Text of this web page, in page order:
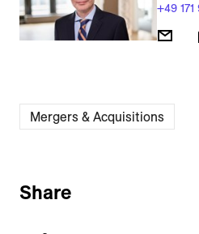
+49
Mergers & Acquisitions
Share